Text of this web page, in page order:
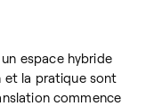
espace hybride
et la pratique sont
commence